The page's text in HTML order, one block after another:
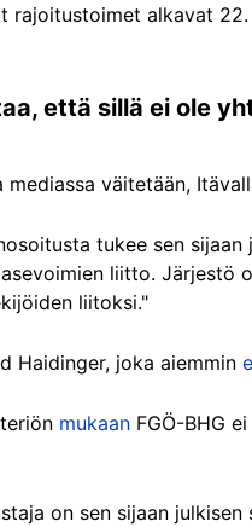
rajoitustoimet alkavat
että sillä ei ole
mediassa väitetään,
tukee sen sijaan
liitto. Järjestö
liitoksi."
Haidinger, joka aiemmin
mukaan FGÖ-BHG
on sen sijaan